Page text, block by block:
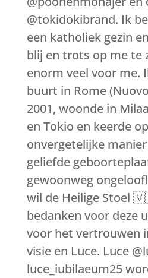
@tokidokibrand. Ik
een katholiek gezin
blij en trots op me te
enorm veel voor me.
buurt in Rome
2001, woonde in
en Tokio en keerde op
onvergetelijke
geliefde
gewoonweg
wil de Heilige Stoel
bedanken voor deze
voor het vertrouwen
visie en Luce. Luce
luce_iubilaeum25